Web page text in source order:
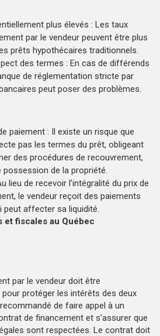
plus élevés : Les taux
par le vendeur peuvent être plus
prêts hypothécaires traditionnels.
des termes : En cas de différends
de réglementation stricte par
peut poser des problèmes.
paiement : Il existe un risque que
pas les termes du prêt, obligeant
des procédures de recouvrement,
possession de la propriété.
lieu de recevoir l’intégralité du prix de
le vendeur reçoit des paiements
peut affecter sa liquidité.
et fiscales au Québec
par le vendeur doit être
protéger les intérêts des deux
de faire appel à un
de financement et s’assurer que
sont respectées. Le contrat doit